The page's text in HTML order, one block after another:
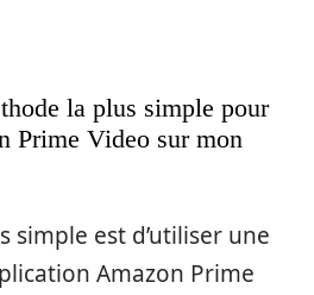
la plus simple pour
Prime Video sur mon
simple est d’utiliser une
Amazon Prime